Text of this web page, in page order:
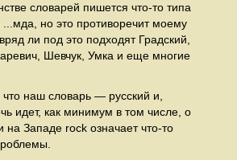
словарей пишется что-то типа
но это противоречит моему
ли под это подходят Градский,
Шевчук, Умка и еще многие
наш словарь — русский и,
идет, как минимум в том числе, о
на Западе rock означает что-то